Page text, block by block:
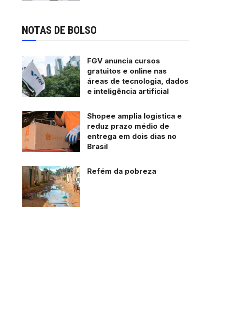
NOTAS DE BOLSO
FGV anuncia cursos
gratuitos e online nas
áreas de tecnologia, dados
e inteligência artificial
Shopee amplia logística e
reduz prazo médio de
entrega em dois dias no
Brasil
Refém da pobreza